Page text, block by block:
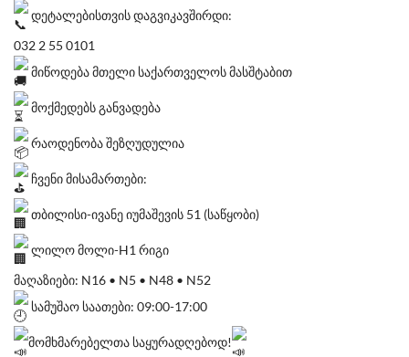
დეტალებისთვის დაგვიკავშირდი:
032 2 55 0101
მიწოდება მთელი საქართველოს მასშტაბით
მოქმედებს განვადება
რაოდენობა შეზღუდულია
ჩვენი მისამართები:
თბილისი-ივანე იუმაშევის 51 (საწყობი)
ლილო მოლი-H1 რიგი
მაღაზიები: N16 • N5 • N48 • N52
სამუშაო საათები: 09:00-17:00
მომხმარებელთა საყურადღებოდ!